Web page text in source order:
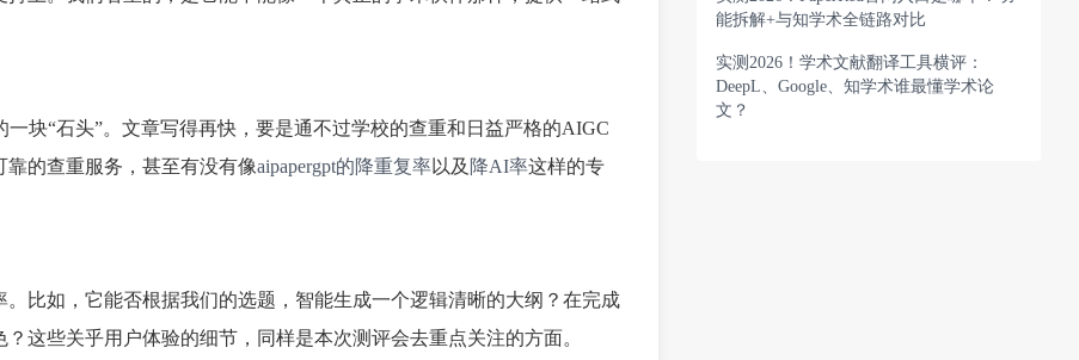
块“石头”。文章写得再快，要是通不过学校的查重和日益严格的AIGC
的查重服务，甚至有没有像aipapergpt的降重复率以及 降AI率这样的专
比如，它能否根据我们的选题，智能生成一个逻辑清晰的大纲？在完成
这些关乎用户体验的细节，同样是本次测评会去重点关注的方面。
能拆解+与知学术全链路对比
实测2026！学术文献翻译工具横评：
DeepL、Google、知学术谁最懂学术论
文？